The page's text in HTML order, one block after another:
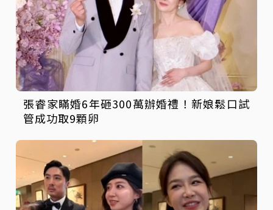
張睿家瞞婚6年砸300萬辦婚禮！新娘鬆口試
管成功取9顆卵